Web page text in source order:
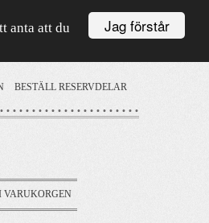
Jag förstår
anta att du
BESTÄLL RESERVDELAR
VARUKORGEN